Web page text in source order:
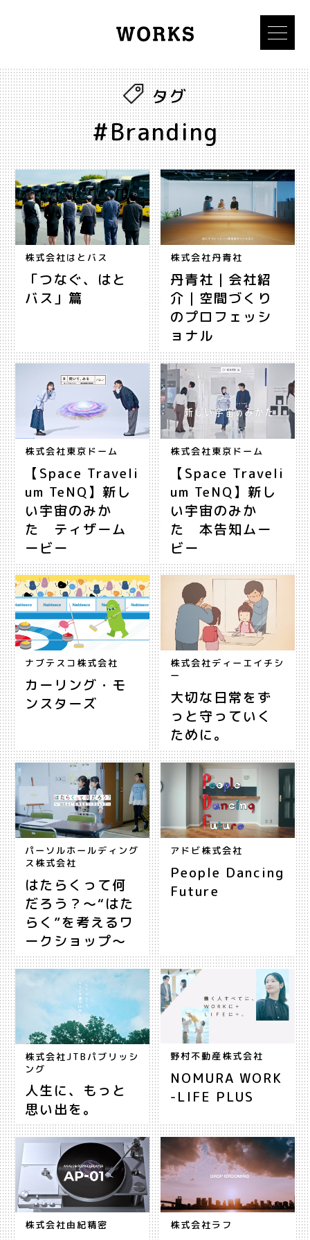
タグ
#Branding
株式会社はとバス
「つなぐ、はと
バス」篇
株式会社丹青社
丹青社｜会社紹
介｜空間づくり
のプロフェッシ
ョナル
株式会社東京ドーム
【Space Traveli
um TeNQ】新し
い宇宙のみか
た ティザーム
ービー
株式会社東京ドーム
【Space Traveli
um TeNQ】新し
い宇宙のみか
た 本告知ムー
ビー
ナブテスコ株式会社
カーリング・モ
ンスターズ
株式会社ディーエイチシ
ー
大切な日常をず
っと守っていく
ために。
パーソルホールディング
ス株式会社
はたらくって何
だろう？～“はた
らく”を考えるワ
ークショップ～
アドビ株式会社
People Dancing
Future
株式会社JTBパブリッシ
ング
人生に、もっと
思い出を。
野村不動産株式会社
NOMURA WORK
-LIFE PLUS
株式会社由紀精密 株式会社ラフ